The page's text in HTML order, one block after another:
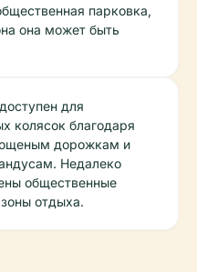
парковка,
она может быть
для
колясок благодаря
дорожкам и
Недалеко
общественные
отдыха.